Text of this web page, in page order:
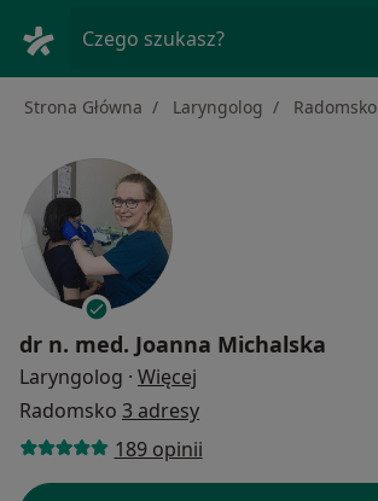
Czego szukasz?
Strona Główna Laryngolog Radomsko
dr n. med. Joanna Michalska
Laryngolog · Więcej
Radomsko 3 adresy
189 opinii